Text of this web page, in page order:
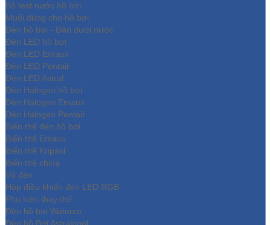
Bộ test nước hồ bơi
Muối dùng cho hồ bơi
Đèn hồ bơi - Đèn dưới nước
Đèn LED hồ bơi
Đèn LED Emaux
Đèn LED Pentair
Đèn LED Astral
Đèn Halogen hồ bơi
Đèn Halogen Emaux
Đèn Halogen Pentair
Biến thế đèn hồ bơi
Biến thế Emaux
Biến thế Kripsol
Biến thế china
Vỏ đèn
Hộp điều khiển đèn LED RGB
Phụ kiện thay thế
Đèn hồ bơi Waterco